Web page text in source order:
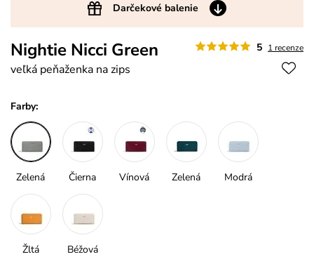
Darčekové balenie
5 1 recenze
Nightie Nicci Green
veľká peňaženka na zips
Farby:
Zelená Čierna Vínová Zelená Modrá
Žltá Béžová